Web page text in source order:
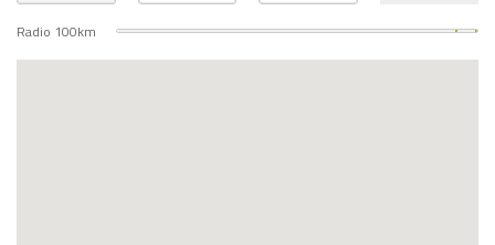
Radio 100km